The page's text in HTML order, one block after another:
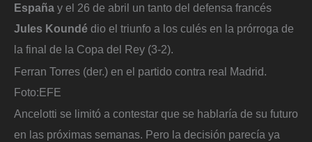
España y el 26 de abril un tanto del defensa francés
Jules Koundé dio el triunfo a los culés en la prórroga de
la final de la Copa del Rey (3-2).
Ferran Torres (der.) en el partido contra real Madrid.
Foto:EFE
Ancelotti se limitó a contestar que se hablaría de su futuro
en las próximas semanas. Pero la decisión parecía ya